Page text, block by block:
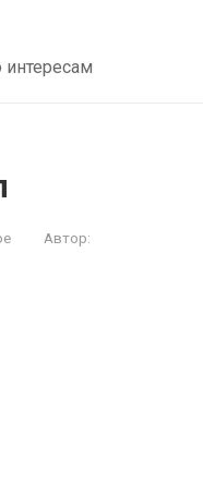
Автор: